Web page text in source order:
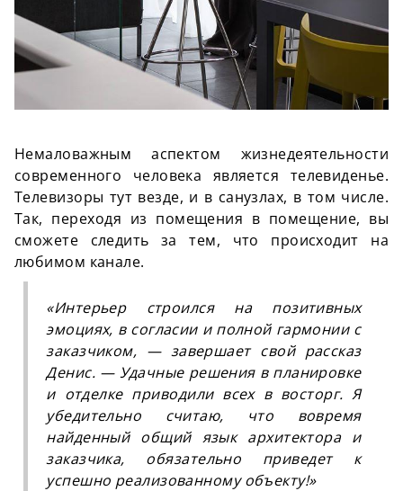
Немаловажным аспектом жизнедеятельности
современного человека является телевиденье.
Телевизоры тут везде, и в санузлах, в том числе.
Так, переходя из помещения в помещение, вы
сможете следить за тем, что происходит на
любимом канале.
«Интерьер строился на позитивных
эмоциях, в согласии и полной гармонии с
заказчиком, — завершает свой рассказ
Денис. — Удачные решения в планировке
и отделке приводили всех в восторг. Я
убедительно считаю, что вовремя
найденный общий язык архитектора и
заказчика, обязательно приведет к
успешно реализованному объекту!»